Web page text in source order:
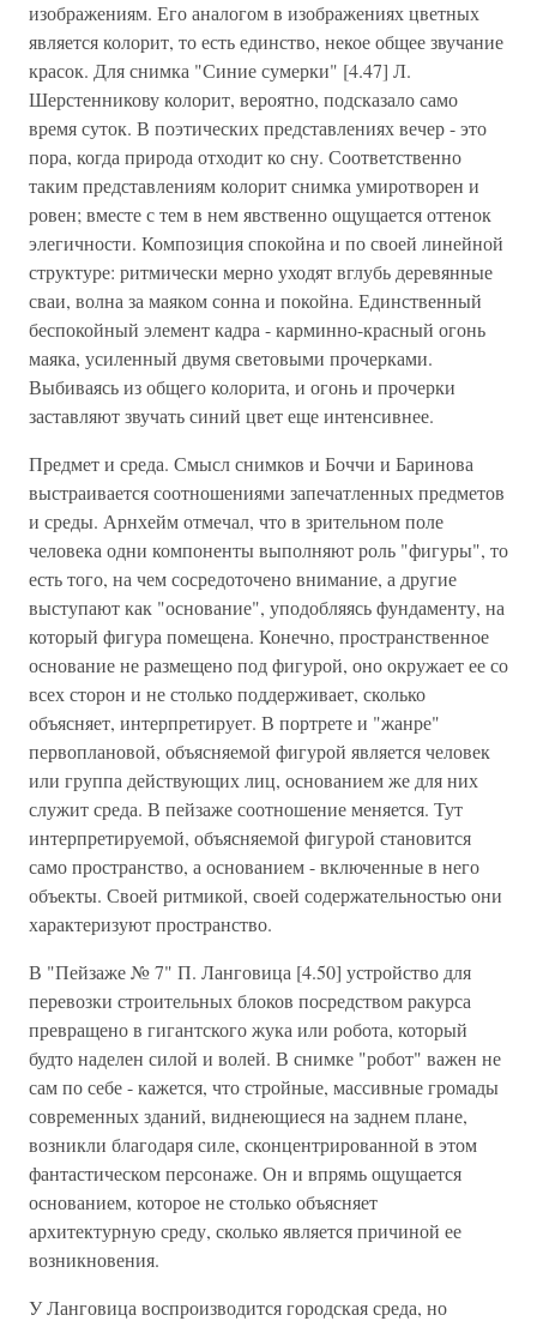
изображениям. Его аналогом в изображениях цветных
является колорит, то есть единство, некое общее звучание
красок. Для снимка "Синие сумерки" [4.47] Л.
Шерстенникову колорит, вероятно, подсказало само
время суток. В поэтических представлениях вечер - это
пора, когда природа отходит ко сну. Соответственно
таким представлениям колорит снимка умиротворен и
ровен; вместе с тем в нем явственно ощущается оттенок
элегичности. Композиция спокойна и по своей линейной
структуре: ритмически мерно уходят вглубь деревянные
сваи, волна за маяком сонна и покойна. Единственный
беспокойный элемент кадра - карминно-красный огонь
маяка, усиленный двумя световыми прочерками.
Выбиваясь из общего колорита, и огонь и прочерки
заставляют звучать синий цвет еще интенсивнее.
Предмет и среда. Смысл снимков и Боччи и Баринова
выстраивается соотношениями запечатленных предметов
и среды. Арнхейм отмечал, что в зрительном поле
человека одни компоненты выполняют роль "фигуры", то
есть того, на чем сосредоточено внимание, а другие
выступают как "основание", уподобляясь фундаменту, на
который фигура помещена. Конечно, пространственное
основание не размещено под фигурой, оно окружает ее со
всех сторон и не столько поддерживает, сколько
объясняет, интерпретирует. В портрете и "жанре"
первоплановой, объясняемой фигурой является человек
или группа действующих лиц, основанием же для них
служит среда. В пейзаже соотношение меняется. Тут
интерпретируемой, объясняемой фигурой становится
само пространство, а основанием - включенные в него
объекты. Своей ритмикой, своей содержательностью они
характеризуют пространство.
В "Пейзаже № 7" П. Ланговица [4.50] устройство для
перевозки строительных блоков посредством ракурса
превращено в гигантского жука или робота, который
будто наделен силой и волей. В снимке "робот" важен не
сам по себе - кажется, что стройные, массивные громады
современных зданий, виднеющиеся на заднем плане,
возникли благодаря силе, сконцентрированной в этом
фантастическом персонаже. Он и впрямь ощущается
основанием, которое не столько объясняет
архитектурную среду, сколько является причиной ее
возникновения.
У Ланговица воспроизводится городская среда, но